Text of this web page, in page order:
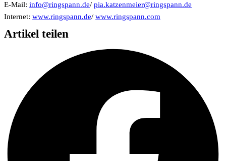
E-Mail: info@ringspann.de/ pia.katzenmeier@ringspann.de
Internet: www.ringspann.de/ www.ringspann.com
Artikel teilen